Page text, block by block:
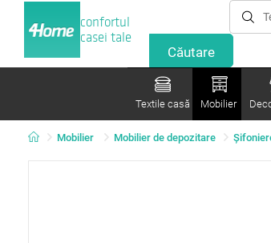
confortul
casei tale
Textile casă Mobilier
Mobilier Mobilier de depozitare